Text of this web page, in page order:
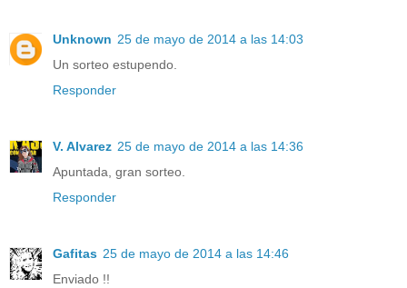
Unknown 25 de mayo de 2014 a las 14:03
Un sorteo estupendo.
Responder
V. Alvarez 25 de mayo de 2014 a las 14:36
Apuntada, gran sorteo.
Responder
Gafitas 25 de mayo de 2014 a las 14:46
Enviado !!